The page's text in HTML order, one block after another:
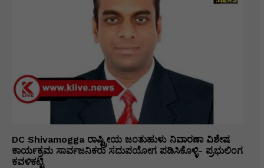
DC Shivamogga ರಾಷ್ಟ್ರೀಯ ಜಂತುಹುಳು ನಿವಾರಣಾ ವಿಶೇಷ
ಕಾರ್ಯಕ್ರಮ ಸಾರ್ವಜನಿಕರು ಸದುಪಯೋಗ ಪಡಿಸಿಕೊಳ್ಳಿ- ಪ್ರಭುಲಿಂಗ
ಕವಳಿಕಟ್ಟಿ